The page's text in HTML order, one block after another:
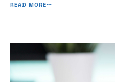
READ MORE